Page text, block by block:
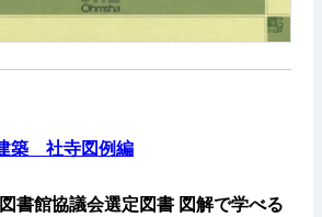
築 社寺図例編
書館協議会選定図書 図解で学べる